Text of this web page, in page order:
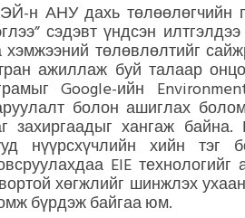
н АНУ дахь төлөөлөгчийн
сэдэвт үндсэн
хэмжээний төлөвлөлтийг
ажиллаж буй талаар
Google-ийн
болон ашиглах
захиргаадыг хангаж
нүүрсхүчлийн хийн тэг
EIE
хөгжлийг шинжлэх
бүрдэж байгаа юм.